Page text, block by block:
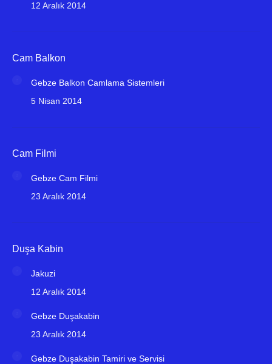
12 Aralık 2014
Cam Balkon
Gebze Balkon Camlama Sistemleri
5 Nisan 2014
Cam Filmi
Gebze Cam Filmi
23 Aralık 2014
Duşa Kabin
Jakuzi
12 Aralık 2014
Gebze Duşakabin
23 Aralık 2014
Gebze Duşakabin Tamiri ve Servisi